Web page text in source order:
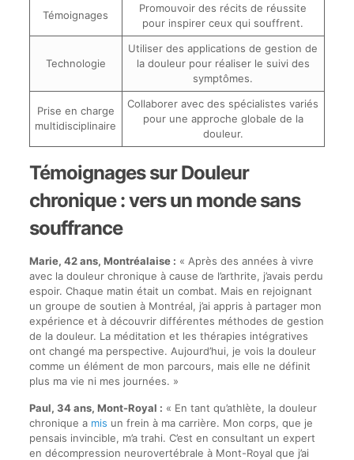
Témoignages
Promouvoir des récits de réussite
pour inspirer ceux qui souffrent.
Technologie
Utiliser des applications de gestion de
la douleur pour réaliser le suivi des
symptômes.
Prise en charge
multidisciplinaire
Collaborer avec des spécialistes variés
pour une approche globale de la
douleur.
Témoignages sur Douleur
chronique : vers un monde sans
souffrance
Marie, 42 ans, Montréalaise : « Après des années à vivre
avec la douleur chronique à cause de l’arthrite, j’avais perdu
espoir. Chaque matin était un combat. Mais en rejoignant
un groupe de soutien à Montréal, j’ai appris à partager mon
expérience et à découvrir différentes méthodes de gestion
de la douleur. La méditation et les thérapies intégratives
ont changé ma perspective. Aujourd’hui, je vois la douleur
comme un élément de mon parcours, mais elle ne définit
plus ma vie ni mes journées. »
Paul, 34 ans, Mont-Royal : « En tant qu’athlète, la douleur
chronique a mis un frein à ma carrière. Mon corps, que je
pensais invincible, m’a trahi. C’est en consultant un expert
en décompression neurovertébrale à Mont-Royal que j’ai